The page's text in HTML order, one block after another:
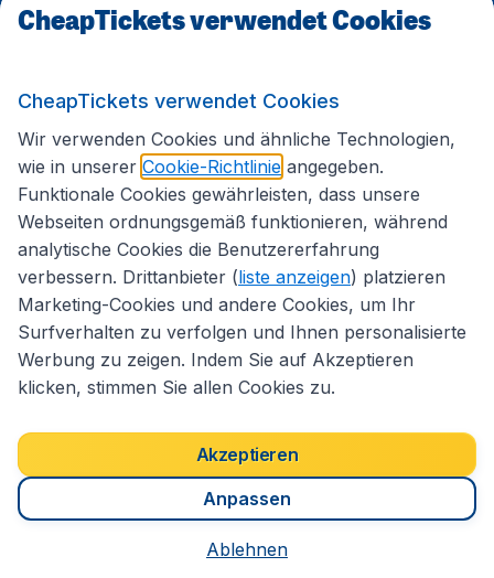
Internationale Webseiten
Folgen Sie uns:
Allgemeine Geschäftsbedingungen
Cookies
Copyright © 2026
CheapTickets verwendet Cookies
CheapTickets verwendet Cookies
Wir verwenden Cookies und ähnliche Technologien,
wie in unserer Cookie-Richtlinie angegeben.
Funktionale Cookies gewährleisten, dass unsere
Webseiten ordnungsgemäß funktionieren, während
analytische Cookies die Benutzererfahrung
verbessern. Drittanbieter (liste anzeigen) platzieren
Marketing-Cookies und andere Cookies, um Ihr
Surfverhalten zu verfolgen und Ihnen personalisierte
Werbung zu zeigen. Indem Sie auf Akzeptieren
klicken, stimmen Sie allen Cookies zu.
Akzeptieren
Anpassen
Ablehnen